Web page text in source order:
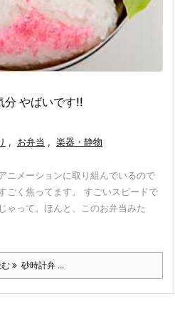
分 やばいです!!
, お弁当 , 楽器・静物
ニメーションに取り組んでいるので
ごく焦ってます。 すごいスピードで
ゃって。ほんと、このお弁当みた
砂時計弁 ...